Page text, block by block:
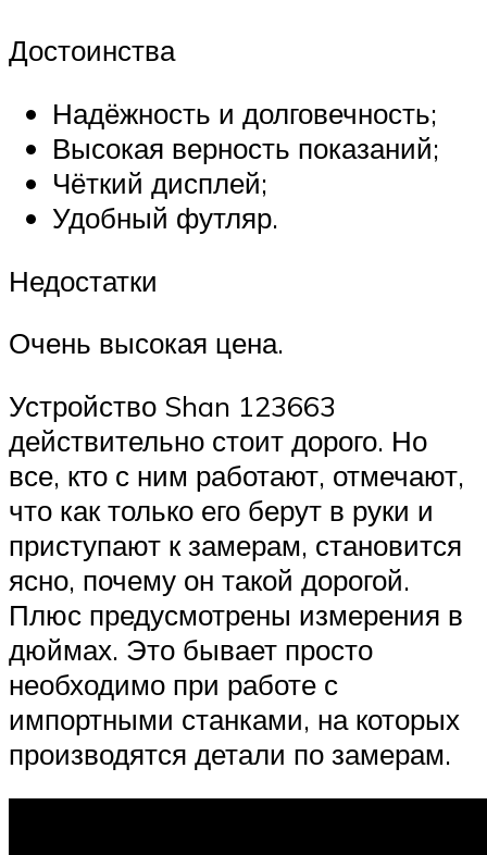
Достоинства
Надёжность и долговечность;
Высокая верность показаний;
Чёткий дисплей;
Удобный футляр.
Недостатки
Очень высокая цена.
Устройство Shan 123663
действительно стоит дорого. Но
все, кто с ним работают, отмечают,
что как только его берут в руки и
приступают к замерам, становится
ясно, почему он такой дорогой.
Плюс предусмотрены измерения в
дюймах. Это бывает просто
необходимо при работе с
импортными станками, на которых
производятся детали по замерам.